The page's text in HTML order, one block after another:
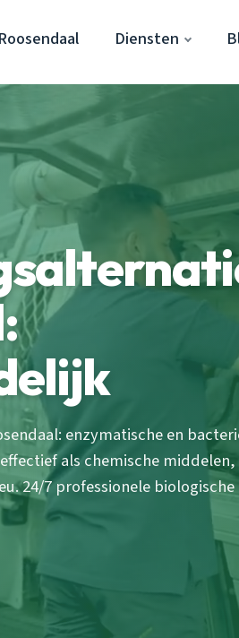
Diensten
enzymatische en
als chemische
24/7 professionele biologische